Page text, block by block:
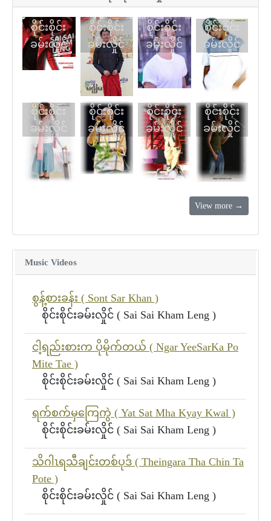
စိုင်းစိုင်း
ခမ်းလှိုင်
စိုင်းစိုင်း
ခမ်းလှိုင်
စိုင်းစိုင်း
ခမ်းလှိုင်
စိုင်းစိုင်း
ခမ်းလှိုင်
စိုင်းစိုင်း
ခမ်းလှိုင်
စိုင်းစိုင်း
ခမ်းလှိုင်
စိုင်းစိုင်း
ခမ်းလှိုင်
စိုင်းစိုင်း
ခမ်းလှိုင်
View more →
Music Videos
စွန့်စားခန်း ( Sont Sar Khan )
စိုင်းစိုင်းခမ်းလှိုင် ( Sai Sai Kham Leng )
ငါ့ရည်းစားက ပိုမိုက်တယ် ( Ngar YeeSarKa Po
Mite Tae )
စိုင်းစိုင်းခမ်းလှိုင် ( Sai Sai Kham Leng )
ရက်စက်မှကြေကွဲ ( Yat Sat Mha Kyay Kwal )
စိုင်းစိုင်းခမ်းလှိုင် ( Sai Sai Kham Leng )
သိဂါၤရသီချင်းတစ်ပုဒ် ( Theingara Tha Chin Ta
Pote )
စိုင်းစိုင်းခမ်းလှိုင် ( Sai Sai Kham Leng )